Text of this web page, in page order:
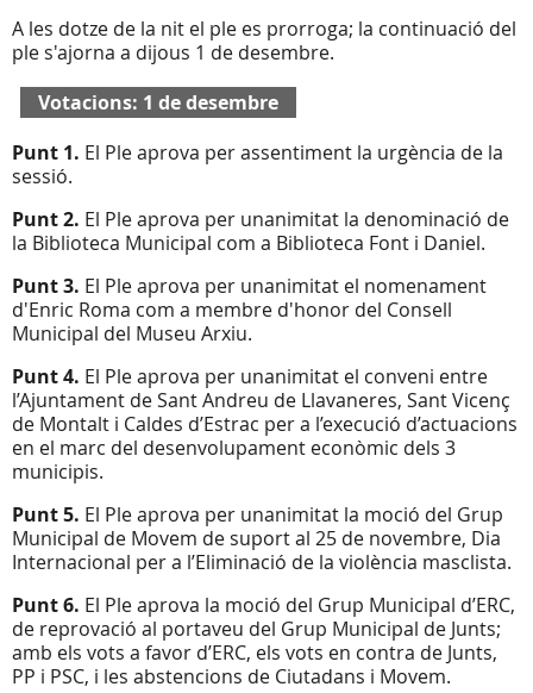
A les dotze de la nit el ple es prorroga; la continuació del
ple s'ajorna a dijous 1 de desembre.
Votacions: 1 de desembre
Punt 1. El Ple aprova per assentiment la urgència de la
sessió.
Punt 2. El Ple aprova per unanimitat la denominació de
la Biblioteca Municipal com a Biblioteca Font i Daniel.
Punt 3. El Ple aprova per unanimitat el nomenament
d'Enric Roma com a membre d'honor del Consell
Municipal del Museu Arxiu.
Punt 4. El Ple aprova per unanimitat el conveni entre
l’Ajuntament de Sant Andreu de Llavaneres, Sant Vicenç
de Montalt i Caldes d’Estrac per a l’execució d’actuacions
en el marc del desenvolupament econòmic dels 3
municipis.
Punt 5. El Ple aprova per unanimitat la moció del Grup
Municipal de Movem de suport al 25 de novembre, Dia
Internacional per a l’Eliminació de la violència masclista.
Punt 6. El Ple aprova la moció del Grup Municipal d’ERC,
de reprovació al portaveu del Grup Municipal de Junts;
amb els vots a favor d’ERC, els vots en contra de Junts,
PP i PSC, i les abstencions de Ciutadans i Movem.